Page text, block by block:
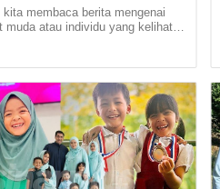
membaca berita mengenai
muda atau individu yang kelihatan